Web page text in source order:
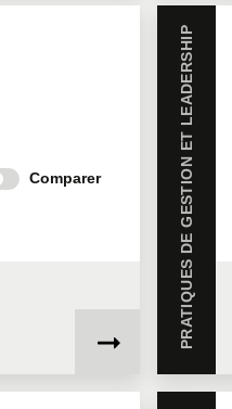
Comparer PRATIQUES DE GESTION ET LEADERSHIP